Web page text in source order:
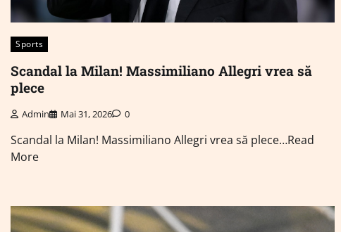
Sports
Scandal la Milan! Massimiliano Allegri vrea să
plece
Admin Mai 31, 2026 0
Scandal la Milan! Massimiliano Allegri vrea să plece…Read
More